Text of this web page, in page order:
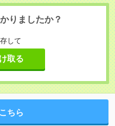
りましたか？
して
取る
ちら